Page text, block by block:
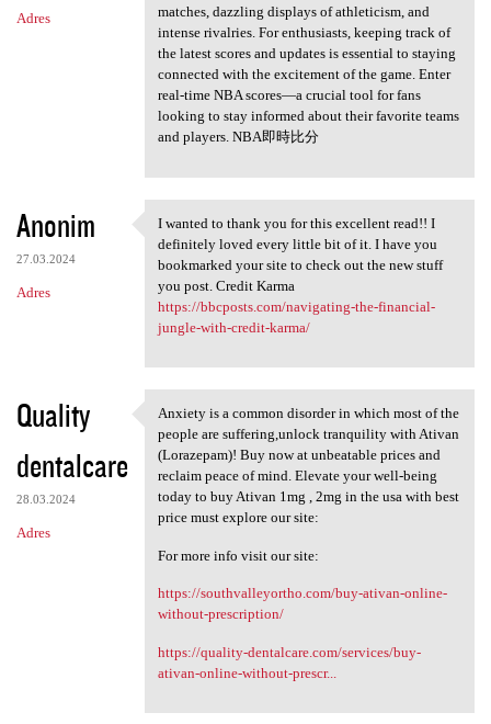
Adres
matches, dazzling displays of athleticism, and
intense rivalries. For enthusiasts, keeping track of
the latest scores and updates is essential to staying
connected with the excitement of the game. Enter
real-time NBA scores—a crucial tool for fans
looking to stay informed about their favorite teams
and players. NBA即時比分
Anonim
27.03.2024
Adres
I wanted to thank you for
I wanted to thank you for this excellent read!! I
definitely loved every little bit of it. I have you
bookmarked your site to check out the new stuff
you post. Credit Karma
https://bbcposts.com/navigating-the-financial-
jungle-with-credit-karma/
Quality
dentalcare
28.03.2024
Adres
Anxiety is a common disorder
Anxiety is a common disorder in which most of the
people are suffering,unlock tranquility with Ativan
(Lorazepam)! Buy now at unbeatable prices and
reclaim peace of mind. Elevate your well-being
today to buy Ativan 1mg , 2mg in the usa with best
price must explore our site:
For more info visit our site:
https://southvalleyortho.com/buy-ativan-online-
without-prescription/
https://quality-dentalcare.com/services/buy-
ativan-online-without-prescr...